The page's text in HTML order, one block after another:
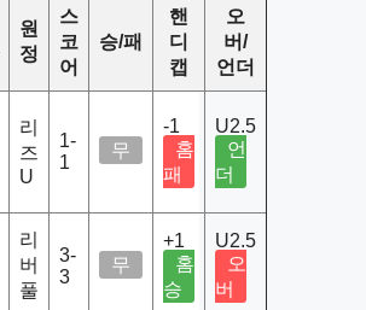
원
정
스
코
어
승/패
핸
디
캡
오
버/
언더
리
즈
U
1-
1
무
-1
홈
패
U2.5
언
더
리
버
풀
3-
3
무
+1
홈
승
U2.5
오
버